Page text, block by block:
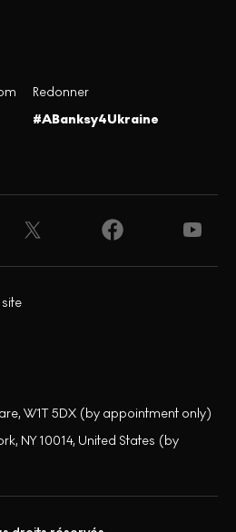
Redonner
#ABanksy4Ukraine
W1T 5DX (by appointment only)
NY 10014, United States (by